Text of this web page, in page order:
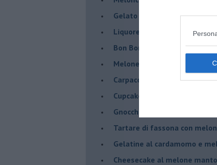
Gelato al melone mantovano
Liquore al melone
Bon Bon di melone
Melone mantovano IGP
Carpaccio di manzo con
Cupcake al melone con
Gnocchetti al pesto di
Tartare di fassona con
Gelatine al cardamomo e
Cheesecake al melone